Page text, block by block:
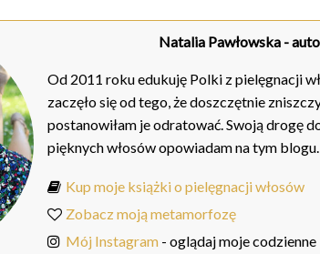
Natalia Pawłowska-
Od 2011 roku edukuję Polki z pielęgnacji
zaczęło się od tego, że doszczętnie
postanowiłam je odratować. Swoją drogę
pięknych włosów opowiadam na tym blogu.
Kup moje książki o pielęgnacji włosów
Zobacz moją metamorfozę
Mój Instagram - oglądaj moje codzienne